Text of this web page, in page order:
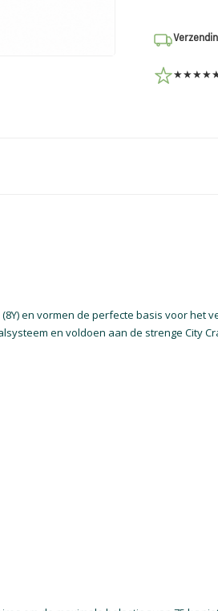
★★★★★
en vormen de perfecte basis voor het
en voldoen aan de strenge City